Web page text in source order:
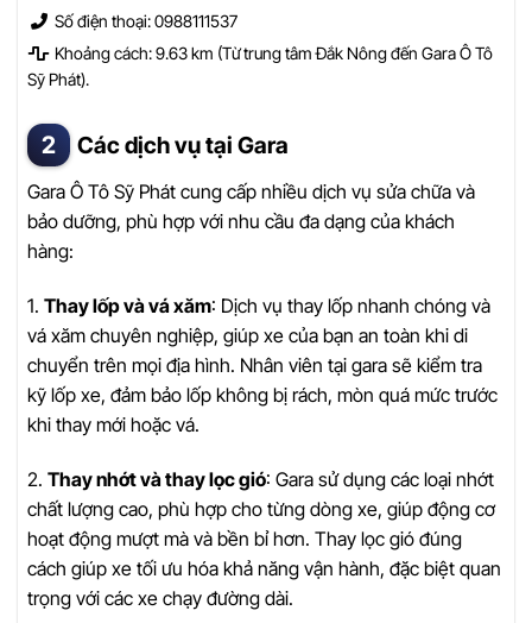
Số điện thoại: 0988111537
Khoảng cách: 9.63 km (Từ trung tâm Đắk Nông đến Gara Ô Tô
Sỹ Phát).
Các dịch vụ tại Gara
Gara Ô Tô Sỹ Phát cung cấp nhiều dịch vụ sửa chữa và
bảo dưỡng, phù hợp với nhu cầu đa dạng của khách
hàng:
1. Thay lốp và vá xăm: Dịch vụ thay lốp nhanh chóng và
vá xăm chuyên nghiệp, giúp xe của bạn an toàn khi di
chuyển trên mọi địa hình. Nhân viên tại gara sẽ kiểm tra
kỹ lốp xe, đảm bảo lốp không bị rách, mòn quá mức trước
khi thay mới hoặc vá.
2. Thay nhớt và thay lọc gió: Gara sử dụng các loại nhớt
chất lượng cao, phù hợp cho từng dòng xe, giúp động cơ
hoạt động mượt mà và bền bỉ hơn. Thay lọc gió đúng
cách giúp xe tối ưu hóa khả năng vận hành, đặc biệt quan
trọng với các xe chạy đường dài.